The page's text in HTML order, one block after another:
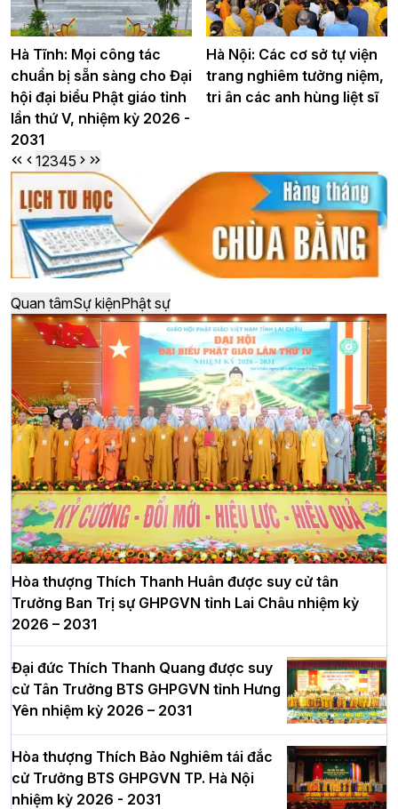
Hà Tĩnh: Mọi công tác
chuẩn bị sẵn sàng cho Đại
hội đại biểu Phật giáo tỉnh
lần thứ V, nhiệm kỳ 2026 -
2031
Hà Nội: Các cơ sở tự viện
trang nghiêm tưởng niệm,
tri ân các anh hùng liệt sĩ
12345
Quan tâmSự kiệnPhật sự
Hòa thượng Thích Thanh Huân được suy cử tân
Trưởng Ban Trị sự GHPGVN tỉnh Lai Châu nhiệm kỳ
2026 – 2031
Đại đức Thích Thanh Quang được suy
cử Tân Trưởng BTS GHPGVN tỉnh Hưng
Yên nhiệm kỳ 2026 – 2031
Hòa thượng Thích Bảo Nghiêm tái đắc
cử Trưởng BTS GHPGVN TP. Hà Nội
nhiệm kỳ 2026 - 2031